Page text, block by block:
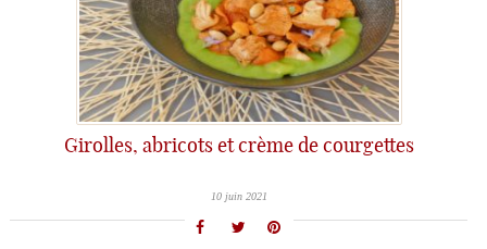
Girolles, abricots et crème de courgettes
10 juin 2021